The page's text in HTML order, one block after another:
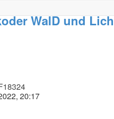
WalD und
20:17